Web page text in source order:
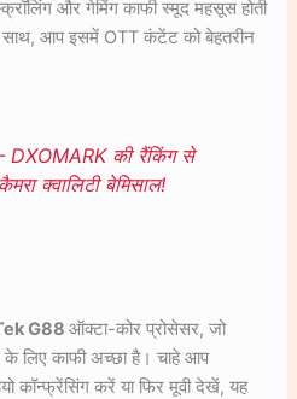
और गेमिंग काफी स्मूद महसूस होती
आप इसमें OTT कंटेंट को बेहतरीन
की रैंकिंग से
क्वालिटी बेमिसाल!
G88ऑक्टा-कोर प्रोसेसर, जो
के लिए काफी अच्छा है। चाहे आप
कॉन्फ्रेंसिंग करें या फिर मूवी देखें, यह